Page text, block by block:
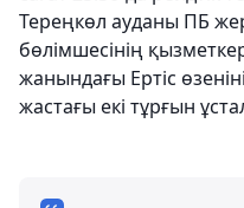
Тереңкөл ауданы ПБ
бөлімшесінің
жанындағы Ертіс
жастағы екі тұрғын